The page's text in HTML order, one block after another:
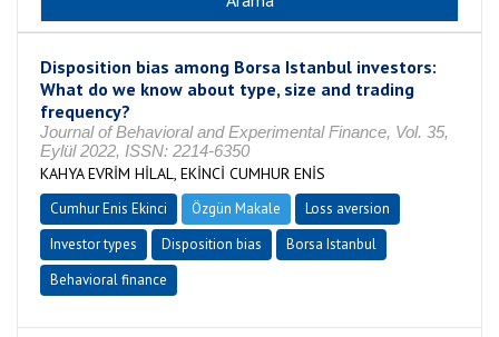
Disposition bias among Borsa Istanbul investors:
What do we know about type, size and trading
frequency?
Journal of Behavioral and Experimental Finance, Vol. 35,
Eylül 2022, ISSN: 2214-6350
KAHYA EVRİM HİLAL, EKİNCİ CUMHUR ENİS
Cumhur Enis Ekinci Özgün Makale
Loss aversion
Investor types
Disposition bias
Borsa Istanbul
Behavioral finance